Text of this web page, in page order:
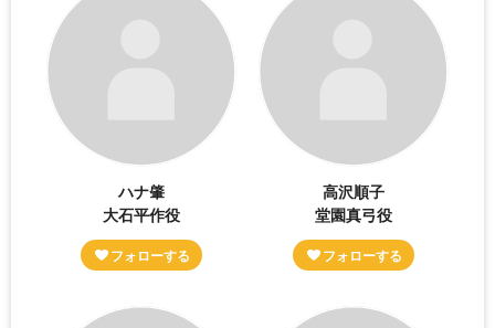
ハナ肇
大石平作役
高沢順子
堂園真弓役